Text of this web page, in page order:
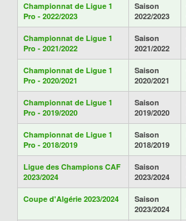
Championnat de Ligue 1
Pro - 2022/2023
Saison
2022/2023
Championnat de Ligue 1
Pro - 2021/2022
Saison
2021/2022
Championnat de Ligue 1
Pro - 2020/2021
Saison
2020/2021
Championnat de Ligue 1
Pro - 2019/2020
Saison
2019/2020
Championnat de Ligue 1
Pro - 2018/2019
Saison
2018/2019
Ligue des Champions CAF
2023/2024
Saison
2023/2024
Coupe d'Algérie 2023/2024
Saison
2023/2024